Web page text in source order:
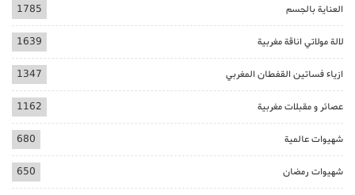
العناية بالجسم 1785
لالة مولاتي اناقة مغربية 1639
ازياء فساتين القفطان المغربي 1347
عصائر و مقبلات مغربية 1162
شهيوات عالمية 680
شهيوات رمضان 650